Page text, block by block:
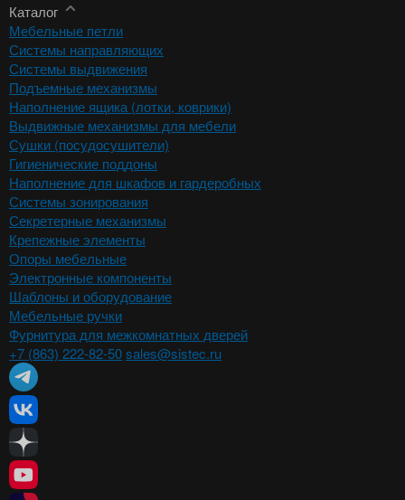
Каталог
Мебельные петли
Системы направляющих
Системы выдвижения
Подъемные механизмы
Наполнение ящика (лотки, коврики)
Выдвижные механизмы для мебели
Сушки (посудосушители)
Гигиенические поддоны
Наполнение для шкафов и гардеробных
Системы зонирования
Секретерные механизмы
Крепежные элементы
Опоры мебельные
Электронные компоненты
Шаблоны и оборудование
Мебельные ручки
Фурнитура для межкомнатных дверей
+7 (863) 222-82-50sales@sistec.ru